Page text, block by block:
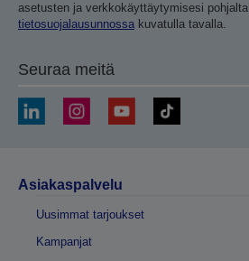
asetusten ja verkkokäyttäytymisesi pohjalta
tietosuojalausunnossa kuvatulla tavalla.
Seuraa meitä
Asiakaspalvelu
Uusimmat tarjoukset
Kampanjat